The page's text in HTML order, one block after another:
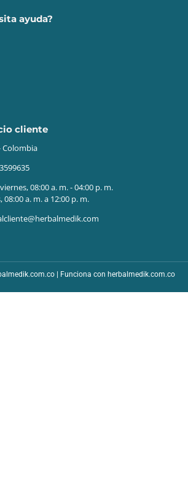
ayuda?
cliente
Colombia
08:00 a. m. - 04:00 p. m.
08:00 a. m. a 12:00 p. m.
| Funciona con herbalmedik.com.co